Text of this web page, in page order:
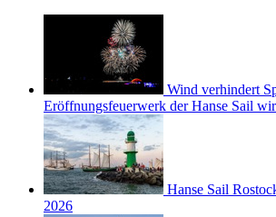
Wind verhindert
Eröffnungsfeuerwerk der Hanse Sail
Hanse Sail
2026